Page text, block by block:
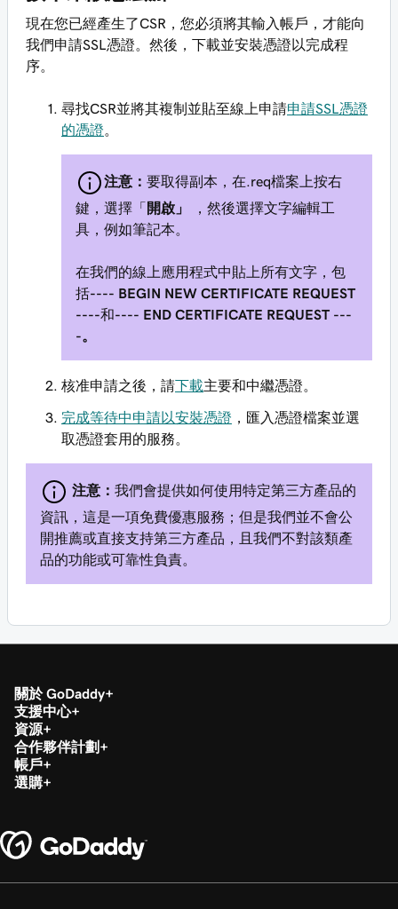
現在您已經產生了CSR，您必須將其輸入帳戶，才能向
我們申請SSL憑證。然後，下載並安裝憑證以完成程
序。
尋找CSR並將其複制並貼至線上申請申請SSL憑證
的憑證
注意： 要取得副本，在.req檔案上按右
鍵，選擇「 開啟」
，然後選擇文字編輯工
具，例如筆記本。
在我們的線上應用程式中貼上所有文字，包
括---- BEGIN NEW CERTIFICATE REQUEST
----和---- END CERTIFICATE REQUEST ---
-。
核准申請之後，請下載主要和中繼憑證。
完成等待中申請以安裝憑證 ，匯入憑證檔案並選
取憑證套用的服務。
注意： 我們會提供如何使用特定第三方產品的
資訊，這是一項免費優惠服務；但是我們並不會公
開推薦或直接支持第三方產品，且我們不對該類產
品的功能或可靠性負責。
關於 GoDaddy
支援中心
資源
合作夥伴計劃
帳戶
選購